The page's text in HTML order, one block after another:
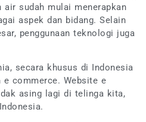
sudah mulai menerapkan
aspek dan bidang. Selain
penggunaan teknologi juga
secara khusus di Indonesia
commerce. Website e
asing lagi di telinga kita,